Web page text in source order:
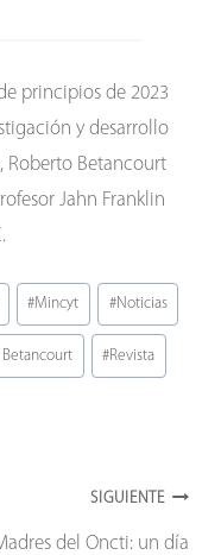
principios de 2023
y desarrollo
Roberto Betancourt
Jahn Franklin
#Mincyt #Noticias
#Revista
SIGUIENTE
del Oncti: un día